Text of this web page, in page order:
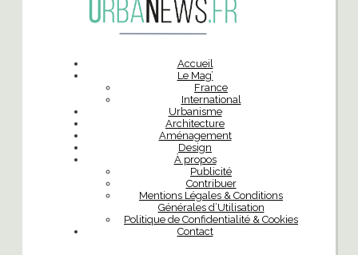
Accueil
Le Mag’
France
International
Urbanisme
Architecture
Aménagement
Design
À propos
Publicité
Contribuer
Mentions Légales & Conditions
Générales d’Utilisation
Politique de Confidentialité & Cookies
Contact